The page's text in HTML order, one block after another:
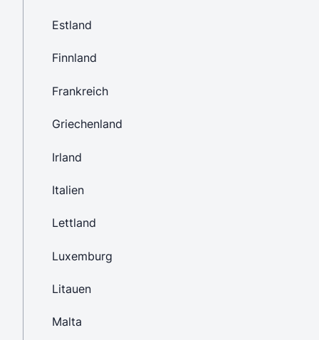
Estland
Finnland
Frankreich
Griechenland
Irland
Italien
Lettland
Luxemburg
Litauen
Malta